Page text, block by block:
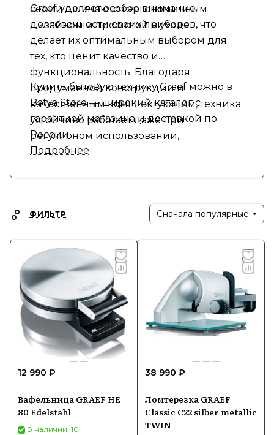
серии отличаются эргономичным
дизайном и простотой в уходе.
Graef уделяет особое внимание
долговечности своих приборов, что
делает их оптимальным выбором для
тех, кто ценит качество и
функциональность. Благодаря
продуманной конструкции и
качественным комплектующим, техника
устойчиво работает даже при
регулярном использовании,
обеспечивая стабильный результат и
Купить бытовую технику Graef можно в
Batya Store — широкий каталог с
гарантией магазина и доставкой по
России
Подробнее
ФИЛЬТР Сначала популярные
12 990 ₽
Вафельница GRAEF HE
80 Edelstahl
В наличии: 10
38 990 ₽
Ломтерезка GRAEF
Classic C22 silber metallic
TWIN